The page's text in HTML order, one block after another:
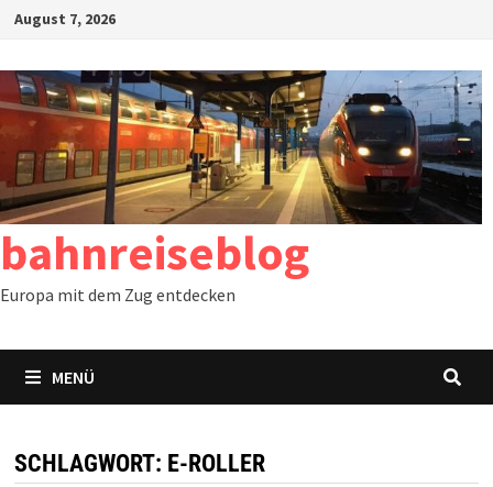
Zum
springen
August 7, 2026
bahnreiseblog
Europa mit dem Zug entdecken
MENÜ
SCHLAGWORT: E-ROLLER